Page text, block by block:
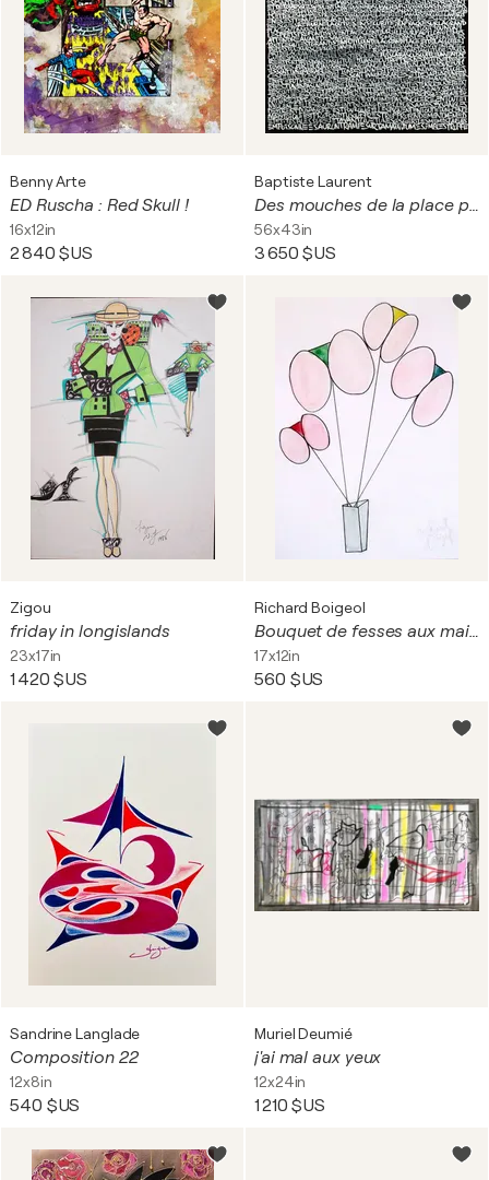
Benny Arte
ED Ruscha : Red Skull !
16x12in
2 840 $US
Baptiste Laurent
Des mouches de la place publique
56x43in
3 650 $US
Zigou
friday in longislands
23x17in
1 420 $US
Richard Boigeol
Bouquet de fesses aux maillots de couleurs
17x12in
560 $US
Sandrine Langlade
Composition 22
12x8in
540 $US
Muriel Deumié
j'ai mal aux yeux
12x24in
1 210 $US